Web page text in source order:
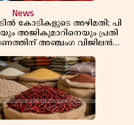
News
കോടികളുടെ അഴിമതി; പി
അജികുമാറിനെയും പ്രതി
അഞ്ചംഗ വിജിലൻസ്